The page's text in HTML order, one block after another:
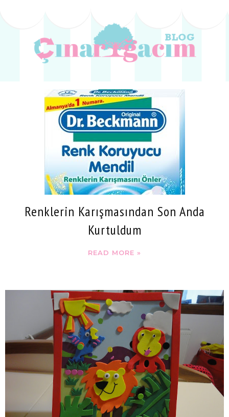
Renklerin Karışmasından Son Anda
Kurtuldum
READ MORE »